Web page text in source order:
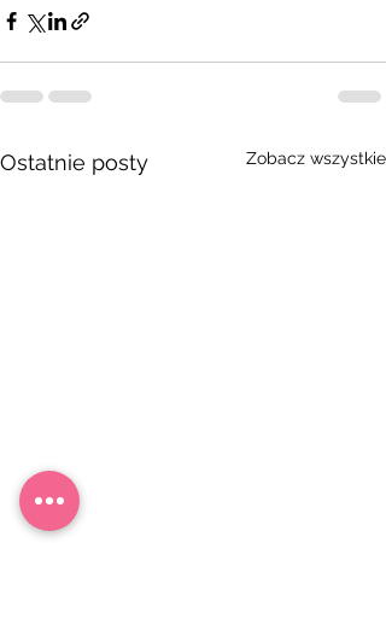
Ostatnie posty Zobacz wszystkie